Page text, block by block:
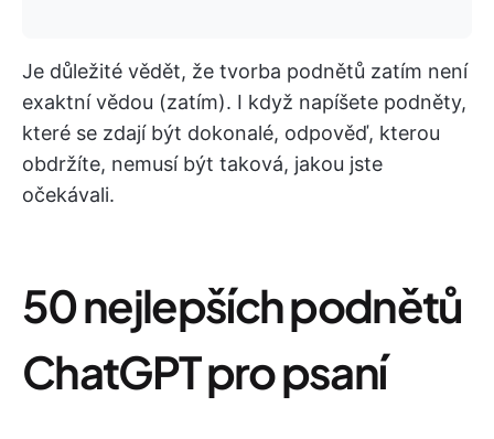
Je důležité vědět, že tvorba podnětů zatím není
exaktní vědou (zatím). I když napíšete podněty,
které se zdají být dokonalé, odpověď, kterou
obdržíte, nemusí být taková, jakou jste
očekávali.
50 nejlepších podnětů
ChatGPT pro psaní